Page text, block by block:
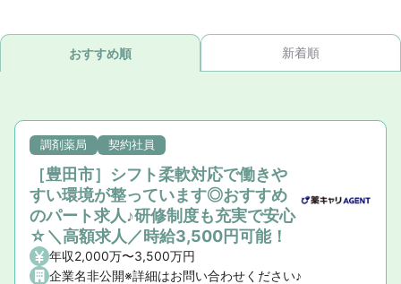
おすすめ順 新着順
調剤薬局 契約社員
［豊田市］シフト柔軟対応で働きや
すい環境が整っています◎おすすめ
のパート求人♪研修制度も充実で安心
☆＼高額求人／時給3,500円可能！
年収2,000万〜3,500万円
企業名非公開※詳細はお問い合わせください♪